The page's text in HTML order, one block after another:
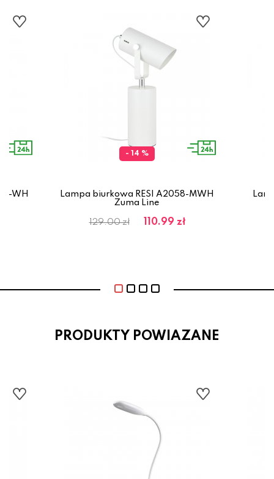
WH
- 14 %
Lampa biurkowa RESI A2058-MWH
Zuma Line
129.00 zł 110.99 zł
PRODUKTY POWIAZANE